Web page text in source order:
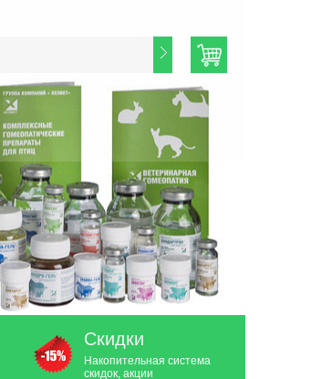
Скидки
Накопительная система
скидок, акции